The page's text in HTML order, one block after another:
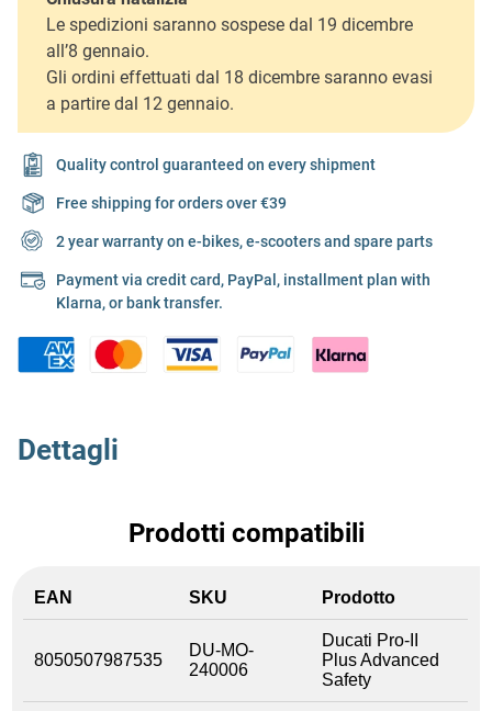
Le spedizioni saranno sospese dal 19 dicembre
all’8 gennaio.
Gli ordini effettuati dal 18 dicembre saranno evasi
a partire dal 12 gennaio.
Quality control guaranteed on every shipment
Free shipping for orders over €39
2 year warranty on e-bikes, e-scooters and spare parts
Payment via credit card, PayPal, installment plan with
Klarna, or bank transfer.
Dettagli
Prodotti compatibili
EAN SKU Prodotto
8050507987535
DU-MO-
240006
Ducati Pro-II
Plus Advanced
Safety